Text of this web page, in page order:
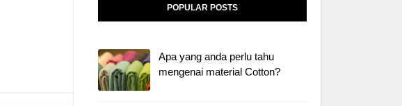
POPULAR POSTS
Apa yang anda perlu tahu
mengenai material Cotton?